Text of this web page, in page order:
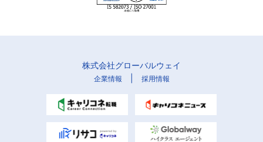
株式会社グローバルウェイ
企業情報 採用情報